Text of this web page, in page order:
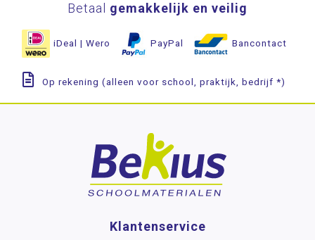
Betaal gemakkelijk en veilig
iDeal | Wero PayPal Bancontact
Op rekening (alleen voor school, praktijk, bedrijf *)
Klantenservice